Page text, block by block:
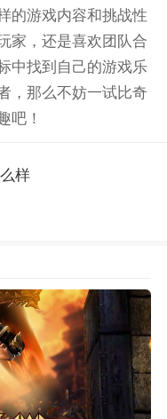
的游戏内容和挑战性
家，还是喜欢团队合
中找到自己的游戏乐
，那么不妨一试比奇
吧！
样